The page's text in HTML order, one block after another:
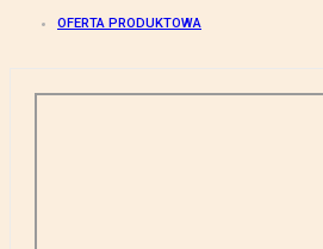
OFERTA PRODUKTOWA